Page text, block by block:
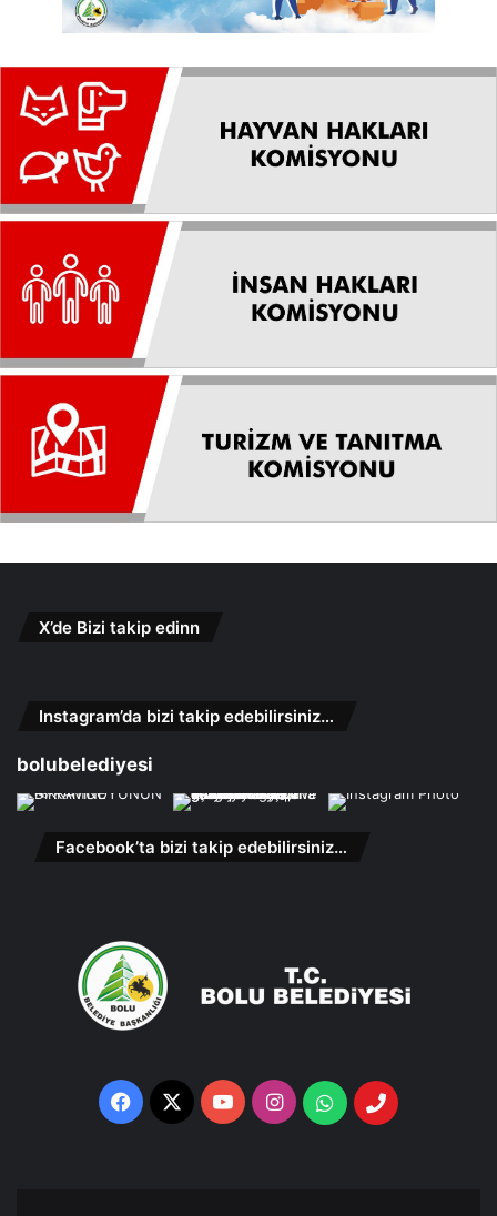
X’de Bizi takip edinn
Instagram’da bizi takip edebilirsiniz…
bolubelediyesi
Facebook’ta bizi takip edebilirsiniz…
Facebook
X YouTubeInstagramWhatsappTelefon